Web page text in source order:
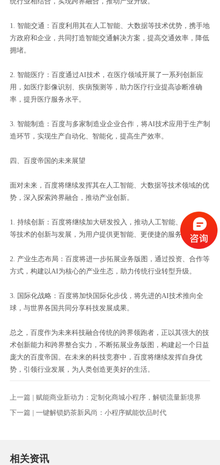
1. 智能交通：百度利用其在人工智能、大数据等技术优势，携手地
方政府和企业，共同打造智能交通解决方案，提高交通效率，降低
拥堵。
2. 智能医疗：百度通过AI技术，在医疗领域开展了一系列创新应
用，如医疗影像识别、疾病预测等，助力医疗行业提高诊断准确
率，提升医疗服务水平。
3. 智能制造：百度与多家制造业企业合作，将AI技术应用于生产制
造环节，实现生产自动化、智能化，提高生产效率。
四、百度帝国的未来展望
面对未来，百度将继续发挥其在人工智能、大数据等技术领域的优
势，深入探索跨界融合，推动产业创新。
1. 持续创新：百度将继续加大研发投入，推动人工智能、自动驾驶
等技术的创新与发展，为用户提供更智能、更便捷的服务。
2. 产业生态布局：百度将进一步拓展业务版图，通过投资、合作等
方式，构建以AI为核心的产业生态，助力传统行业转型升级。
3. 国际化战略：百度将加快国际化步伐，将先进的AI技术推向全
球，与世界各国共同分享科技发展成果。
总之，百度作为未来科技融合传统的跨界领跑者，正以其强大的技
术创新能力和跨界整合实力，不断拓展业务版图，构建起一个日益
庞大的百度帝国。在未来的科技竞赛中，百度将继续发挥自身优
势，引领行业发展，为人类创造更美好的生活。
上一篇 | 赋能商业新动力：定制化商城小程序，解锁流量新境界
下一篇 | 一键解锁奶茶新风尚：小程序赋能饮品时代
相关资讯